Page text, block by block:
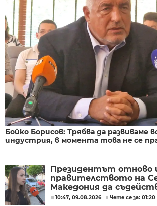
Бойко Борисов: Трябва да развиваме
индустрия, в момента това не се
Президентът отново
правителството на
Македония да
лечението на Ива
10:47, 09.08.2026 Чете се за: